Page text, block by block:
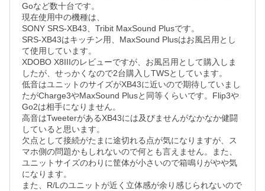
Goなど数十台です。
現在使用中の機種は、
SONY SRS-XB43、Tribit MaxSound Plusです。
SRS-XB43はキッチン用、MaxSound Plusはお風呂用とし
て使用しています。
XDOBO X8IIIのレビューですが、お風呂用として購入しま
したが、せっかくなので2台購入しTWSとしています。
低音はユニットのサイズがXB43に近いので期待していまし
たがCharge3やMaxSound Plusと同等くらいです。Flip3や
Go2は相手になりません。
高音はTweeterがあるXB43には及びませんがなかなか健闘
していると思います。
欠点として接続がたまに途切れる点が気になりますが、ス
マホ側の問題かもしれないので何とも言えません。また、
ユニットサイズのわりに筐体が小さいので箱鳴りがやや気
になります。
また、R/Lのユニットが近く立体感が余り感じられないので